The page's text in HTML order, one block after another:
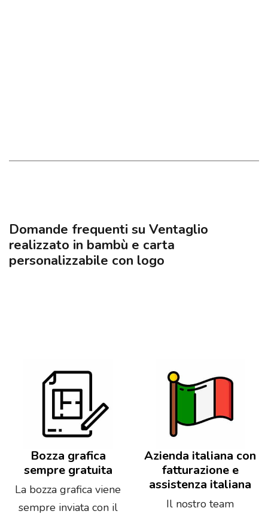
Domande frequenti su Ventaglio
realizzato in bambù e carta
personalizzabile con logo
Bozza grafica
sempre gratuita
La bozza grafica viene
sempre inviata con il
Azienda italiana con
fatturazione e
assistenza italiana
Il nostro team